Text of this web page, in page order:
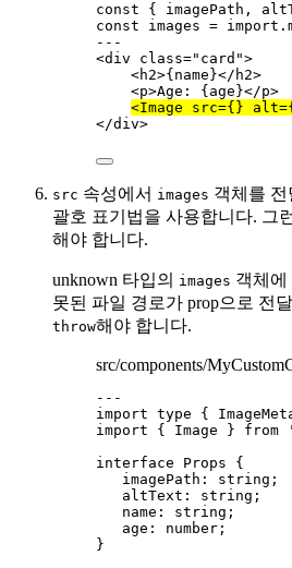
const { imagePath ,
const images = import.
---
<div class=" card ">
<h2>{ name }</ h2>
<p>Age: { age }</p>
<Image src={} alt={
</div>
src 속성에서 images 객체를 전
괄호 표기법을 사용합니다. 그
해야 합니다.
unknown 타입의 images 객체
못된 파일 경로가 prop으로 전
throw해야 합니다.
src/components/
---
import type {
import { Image } from '
interface Props {
imagePath : string ;
altText : string ;
name : string ;
age : number ;
}